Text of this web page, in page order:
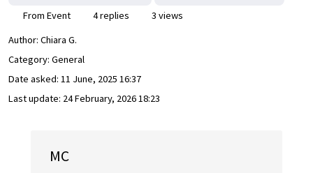
From Event 4 replies
3 views
Author: Chiara G.
Category: General
Date asked: 11 June, 2025 16:37
Last update: 24 February, 2026 18:23
MC